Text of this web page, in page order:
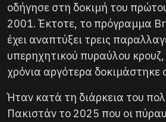
οδήγησε στη δοκιμή του
2001. Έκτοτε, το πρόγραμμα
έχει αναπτύξει τρεις
υπερηχητικού πυραύλου
χρόνια αργότερα δοκιμάστηκε
Ήταν κατά τη διάρκεια του
Πακιστάν το 2025 που οι